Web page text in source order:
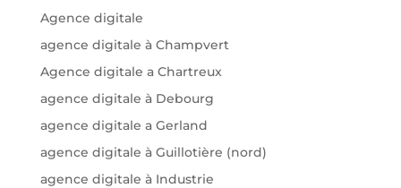
Agence digitale
agence digitale à Champvert
Agence digitale a Chartreux
agence digitale à Debourg
agence digitale a Gerland
agence digitale à Guillotière (nord)
agence digitale à Industrie